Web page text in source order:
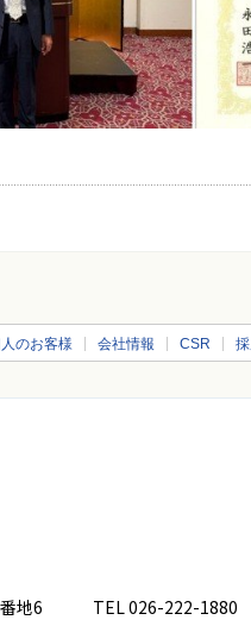
のお客様 会社情報 CSR
地6 TEL 026-222-1880